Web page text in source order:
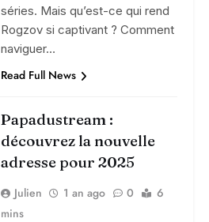
séries. Mais qu’est-ce qui rend
Rogzov si captivant ? Comment
naviguer…
Read Full News
Papadustream :
découvrez la nouvelle
adresse pour 2025
Julien 1 an ago 0
6
mins